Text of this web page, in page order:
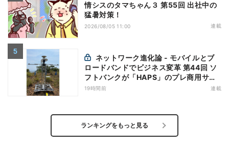
情シスのタマちゃん３ 第55回 出社中の
猛暑対策！
2026/08/05 11:00 連載
ロードバンドでビジネス変革 第44回 ソ
フトバンクが「HAPS」のプレ商用サー
ビス開始を表明、本格的な商用展開のめ
19時間前 連載
ランキングをもっと見る